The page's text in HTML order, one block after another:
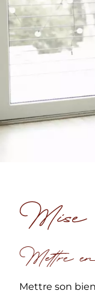
Mise
Mettre en
Mettre son